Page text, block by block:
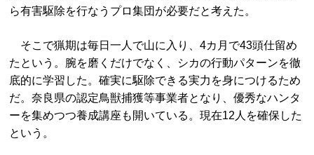
ら有害駆除を行なうプロ集団が必要だと考えた。
そこで猟期は毎日一人で山に入り、4カ月で43頭仕留め
たという。腕を磨くだけでなく、シカの行動パターンを徹
底的に学習した。確実に駆除できる実力を身につけるため
だ。奈良県の認定鳥獣捕獲等事業者となり、優秀なハンタ
ーを集めつつ養成講座も開いている。現在12人を確保した
という。